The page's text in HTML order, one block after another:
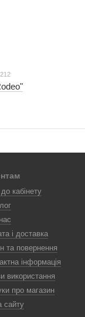
кабінету
і доставка
та повернення
інформація
використання
про магазин
сайту